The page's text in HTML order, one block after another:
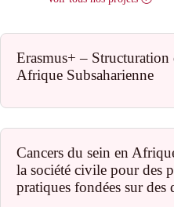
Erasmus+ –
Afrique Subsaharienne
Cancers du sein en
la société civile pour des
pratiques fondées sur des